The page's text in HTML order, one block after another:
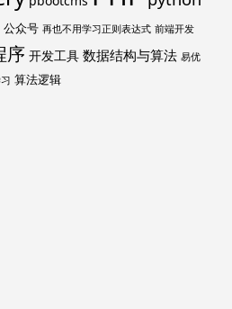
公众号 再也不用学习正则表达式 前端开发
序 开发工具 数据结构与算法 易优
算法逻辑